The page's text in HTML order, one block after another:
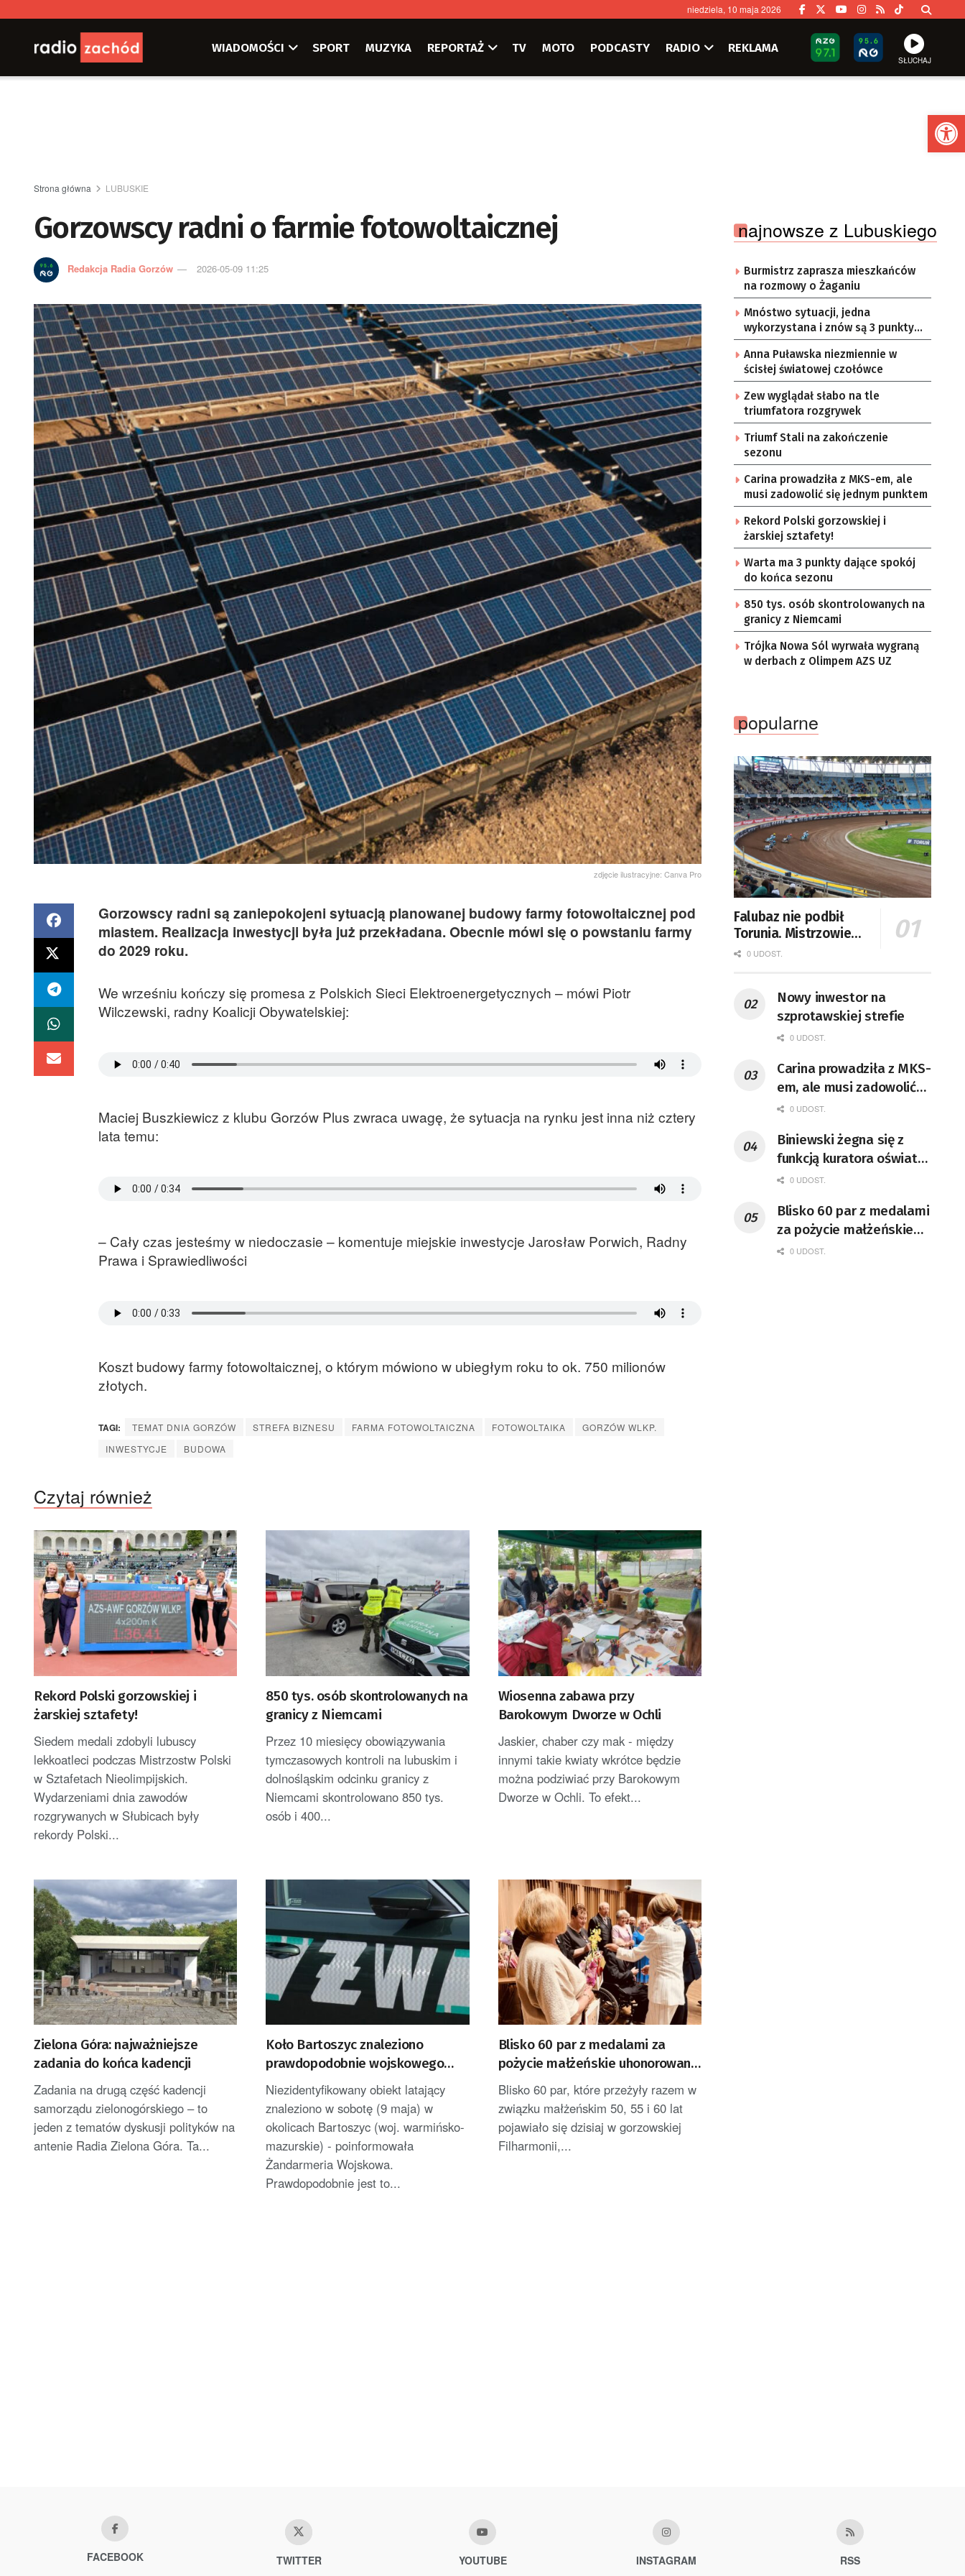
niedziela, 10 maja 2026
WIADOMOŚCI SPORT MUZYKA REPORTAŻ TV MOTO PODCASTY RADIO REKLAMA
SŁUCHAJ
Strona główna LUBUSKIE
Gorzowscy radni o farmie fotowoltaicznej
Redakcja Radia Gorzów 2026-05-09 11:25
zdjęcie ilustracyjne: Canva Pro
Gorzowscy radni są zaniepokojeni sytuacją planowanej budowy farmy fotowoltaicznej pod
miastem. Realizacja inwestycji była już przekładana. Obecnie mówi się o powstaniu farmy
do 2029 roku.
We wrześniu kończy się promesa z Polskich Sieci Elektroenergetycznych – mówi Piotr
Wilczewski, radny Koalicji Obywatelskiej:
Maciej Buszkiewicz z klubu Gorzów Plus zwraca uwagę, że sytuacja na rynku jest inna niż cztery
lata temu:
– Cały czas jesteśmy w niedoczasie – komentuje miejskie inwestycje Jarosław Porwich, Radny
Prawa i Sprawiedliwości
Koszt budowy farmy fotowoltaicznej, o którym mówiono w ubiegłym roku to ok. 750 milionów
złotych.
TAGI: TEMAT DNIA GORZÓW STREFA BIZNESU FARMA FOTOWOLTAICZNA FOTOWOLTAIKA
GORZÓW WLKP.
INWESTYCJE
BUDOWA
Czytaj również
Rekord Polski gorzowskiej i
żarskiej sztafety!
Siedem medali zdobyli lubuscy
lekkoatleci podczas Mistrzostw Polski
w Sztafetach Nieolimpijskich.
Wydarzeniami dnia zawodów
rozgrywanych w Słubicach były
rekordy Polski...
850 tys. osób skontrolowanych na
granicy z Niemcami
Przez 10 miesięcy obowiązywania
tymczasowych kontroli na lubuskim i
dolnośląskim odcinku granicy z
Niemcami skontrolowano 850 tys.
osób i 400...
Wiosenna zabawa przy
Barokowym Dworze w Ochli
Jaskier, chaber czy mak - między
innymi takie kwiaty wkrótce będzie
można podziwiać przy Barokowym
Dworze w Ochli. To efekt...
Zielona Góra: najważniejsze
zadania do końca kadencji
Zadania na drugą część kadencji
samorządu zielonogórskiego – to
jeden z tematów dyskusji polityków na
antenie Radia Zielona Góra. Ta...
Koło Bartoszyc znaleziono
prawdopodobnie wojskowego
drona
Niezidentyfikowany obiekt latający
znaleziono w sobotę (9 maja) w
okolicach Bartoszyc (woj. warmińsko-
mazurskie) - poinformowała
Żandarmeria Wojskowa.
Prawdopodobnie jest to...
Blisko 60 par z medalami za
pożycie małżeńskie uhonorowane
w gorzowskiej Filharmonii
[GALERIA ZDJĘĆ]
Blisko 60 par, które przeżyły razem w
związku małżeńskim 50, 55 i 60 lat
pojawiało się dzisiaj w gorzowskiej
Filharmonii,...
najnowsze z Lubuskiego
Burmistrz zaprasza mieszkańców
na rozmowy o Żaganiu
Mnóstwo sytuacji, jedna
wykorzystana i znów są 3 punkty
Lechii
Anna Puławska niezmiennie w
ścisłej światowej czołówce
Zew wyglądał słabo na tle
triumfatora rozgrywek
Triumf Stali na zakończenie
sezonu
Carina prowadziła z MKS-em, ale
musi zadowolić się jednym punktem
Rekord Polski gorzowskiej i
żarskiej sztafety!
Warta ma 3 punkty dające spokój
do końca sezonu
850 tys. osób skontrolowanych na
granicy z Niemcami
Trójka Nowa Sól wyrwała wygraną
w derbach z Olimpem AZS UZ
popularne
Falubaz nie podbił
Torunia. Mistrzowie
Polski lepsi od
0 UDOST.
Nowy inwestor na
szprotawskiej strefie
0 UDOST.
Carina prowadziła z MKS-
em, ale musi zadowolić
się jednym punktem
0 UDOST.
Biniewski żegna się z
funkcją kuratora oświaty.
Gdzie będzie pracował?
0 UDOST.
Blisko 60 par z medalami
za pożycie małżeńskie
uhonorowane w
0 UDOST.
FACEBOOK TWITTER YOUTUBE INSTAGRAM RSS